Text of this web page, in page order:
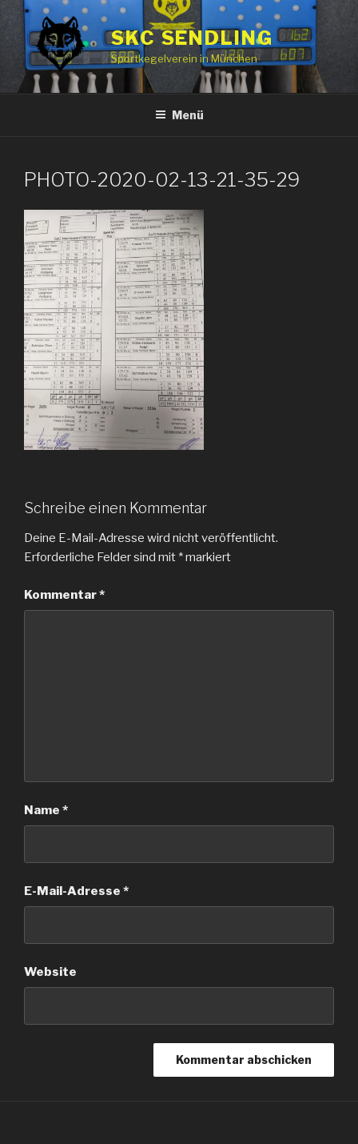
springen
SKC SENDLING
Sportkegelverein in München
Menü
PHOTO-2020-02-13-21-35-29
Schreibe einen Kommentar
Deine E-Mail-Adresse wird nicht veröffentlicht.
Erforderliche Felder sind mit *markiert
Kommentar*
Name *
E-Mail-Adresse *
Website